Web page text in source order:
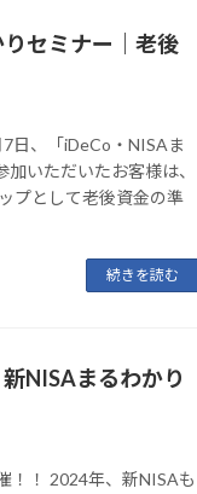
りセミナー｜老後
日、「iDeCo・NISAま
いただいたお客様は、
プとして老後資金の準
続きを読む
NISAまるわかり
！！ 2024年、新NISAも